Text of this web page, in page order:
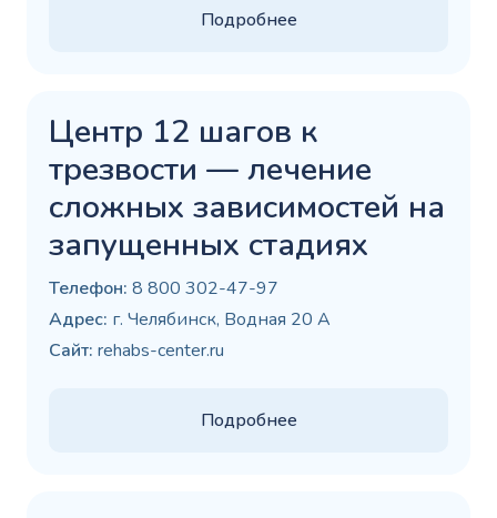
Подробнее
Центр 12 шагов к
трезвости — лечение
сложных зависимостей на
запущенных стадиях
Телефон: 8 800 302-47-97
Адрес: г. Челябинск, Водная 20 А
Сайт: rehabs-center.ru
Подробнее